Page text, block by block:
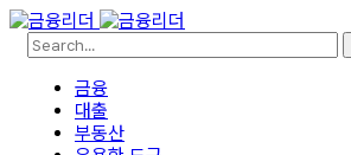
금융
대출
부동산